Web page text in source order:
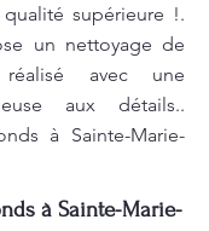
supérieure !.
un nettoyage de
avec une
aux détails..
à Sainte-Marie-
à Sainte-Marie-